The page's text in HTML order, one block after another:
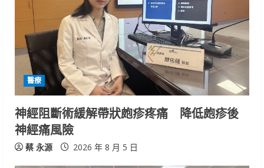
e
a
i
n
g
醫療
神經阻斷術緩解帶狀皰疹疼痛 降低皰疹後
神經痛風險
蔡 永源 2026 年 8 月 5 日